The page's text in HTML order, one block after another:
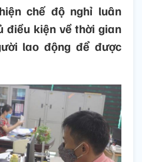
chế độ nghỉ luân
điều kiện về thời gian
lao động để được